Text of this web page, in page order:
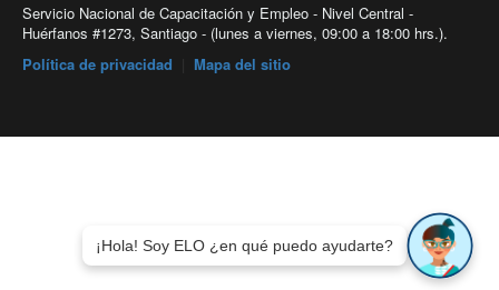
Servicio Nacional de Capacitación y Empleo - Nivel Central -
Huérfanos #1273, Santiago - (lunes a viernes, 09:00 a 18:00 hrs.).
Política de privacidad
Mapa del sitio
¡Hola! Soy ELO ¿en qué puedo ayudarte?